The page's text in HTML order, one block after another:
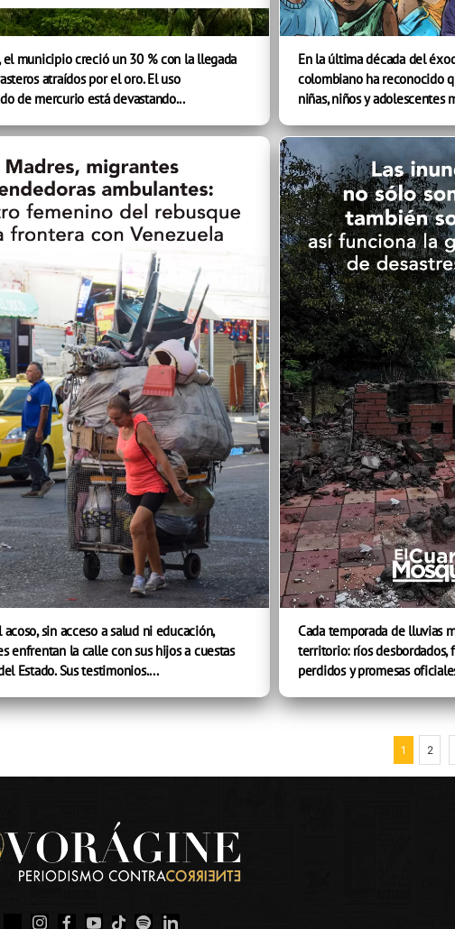
el municipio creció un 30 % con la llegada
atraídos por el oro. El uso
de mercurio está devastando...
En la última década del
colombiano ha reconocido
niñas, niños y adolescentes
acoso, sin acceso a salud ni educación,
enfrentan la calle con sus hijos a cuestas
Estado. Sus testimonios....
Cada temporada de lluvias
territorio: ríos desbordados,
perdidos y promesas
1 2